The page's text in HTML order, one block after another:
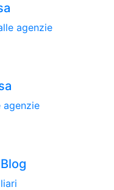
agenzie